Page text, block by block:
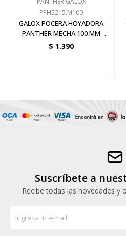
PPH5215.M100
GALOX POCERA HOYADORA
PANTHER MECHA 100 MM
ORIGINAL
$ 1.390
Suscríbete a
Recibe todas las novedades y